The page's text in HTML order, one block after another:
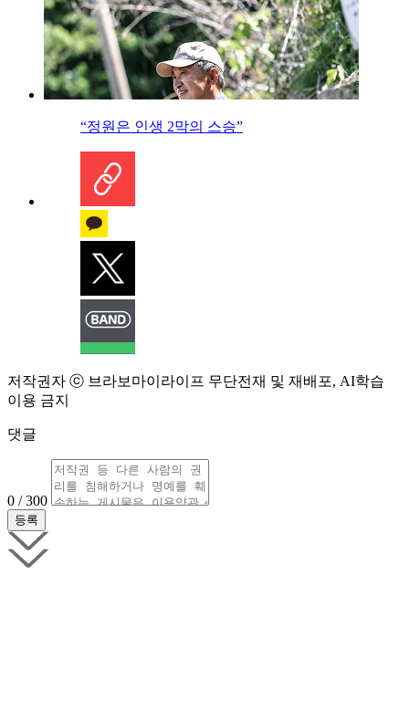
“정원은 인생 2막의 스승”
저작권자 ⓒ 브라보마이라이프 무단전재 및 재배포, AI학습
이용 금지
댓글
0 / 300